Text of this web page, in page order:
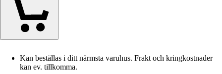
Kan beställas i ditt närmsta varuhus. Frakt och kringkostnader
kan ev. tillkomma.